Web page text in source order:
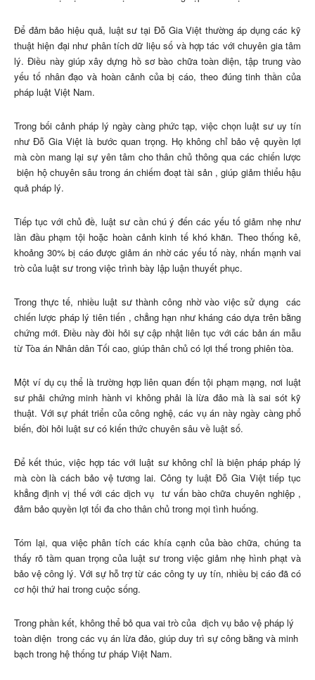
Để đảm bảo hiệu quả, luật sư tại Đỗ Gia Việt thường áp dụng các kỹ
thuật hiện đại như phân tích dữ liệu số và hợp tác với chuyên gia tâm
lý. Điều này giúp xây dựng hồ sơ bào chữa toàn diện, tập trung vào
yếu tố nhân đạo và hoàn cảnh của bị cáo, theo đúng tinh thần của
pháp luật Việt Nam.
Trong bối cảnh pháp lý ngày càng phức tạp, việc chọn luật sư uy tín
như Đỗ Gia Việt là bước quan trọng. Họ không chỉ bảo vệ quyền lợi
mà còn mang lại sự yên tâm cho thân chủ thông qua các chiến lược
biện hộ chuyên sâu trong án chiếm đoạt tài sản , giúp giảm thiểu hậu
quả pháp lý.
Tiếp tục với chủ đề, luật sư cần chú ý đến các yếu tố giảm nhẹ như
lần đầu phạm tội hoặc hoàn cảnh kinh tế khó khăn. Theo thống kê,
khoảng 30% bị cáo được giảm án nhờ các yếu tố này, nhấn mạnh vai
trò của luật sư trong việc trình bày lập luận thuyết phục.
Trong thực tế, nhiều luật sư thành công nhờ vào việc sử dụng các
chiến lược pháp lý tiên tiến , chẳng hạn như kháng cáo dựa trên bằng
chứng mới. Điều này đòi hỏi sự cập nhật liên tục với các bản án mẫu
từ Tòa án Nhân dân Tối cao, giúp thân chủ có lợi thế trong phiên tòa.
Một ví dụ cụ thể là trường hợp liên quan đến tội phạm mạng, nơi luật
sư phải chứng minh hành vi không phải là lừa đảo mà là sai sót kỹ
thuật. Với sự phát triển của công nghệ, các vụ án này ngày càng phổ
biến, đòi hỏi luật sư có kiến thức chuyên sâu về luật số.
Để kết thúc, việc hợp tác với luật sư không chỉ là biện pháp pháp lý
mà còn là cách bảo vệ tương lai. Công ty luật Đỗ Gia Việt tiếp tục
khẳng định vị thế với các dịch vụ tư vấn bào chữa chuyên nghiệp ,
đảm bảo quyền lợi tối đa cho thân chủ trong mọi tình huống.
Tóm lại, qua việc phân tích các khía cạnh của bào chữa, chúng ta
thấy rõ tầm quan trọng của luật sư trong việc giảm nhẹ hình phạt và
bảo vệ công lý. Với sự hỗ trợ từ các công ty uy tín, nhiều bị cáo đã có
cơ hội thứ hai trong cuộc sống.
Trong phần kết, không thể bỏ qua vai trò của dịch vụ bảo vệ pháp lý
toàn diện trong các vụ án lừa đảo, giúp duy trì sự công bằng và minh
bạch trong hệ thống tư pháp Việt Nam.